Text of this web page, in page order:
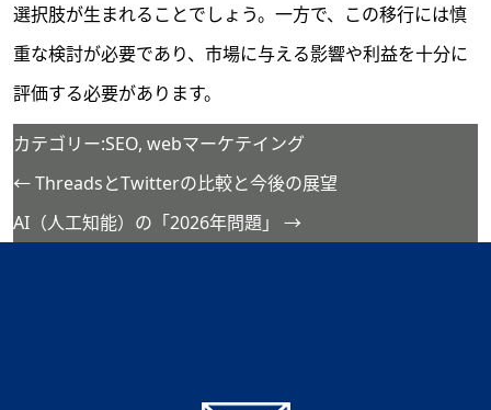
選択肢が生まれることでしょう。一方で、この移行には慎
重な検討が必要であり、市場に与える影響や利益を十分に
評価する必要があります。
カテゴリー:SEO, webマーケテイング
投
←ThreadsとTwitterの比較と今後の展望
AI（人工知能）の「2026年問題」 →